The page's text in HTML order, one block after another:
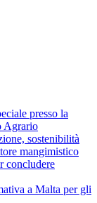
presso la
Agrario
sostenibilità
mangimistico
concludere
a Malta per gli